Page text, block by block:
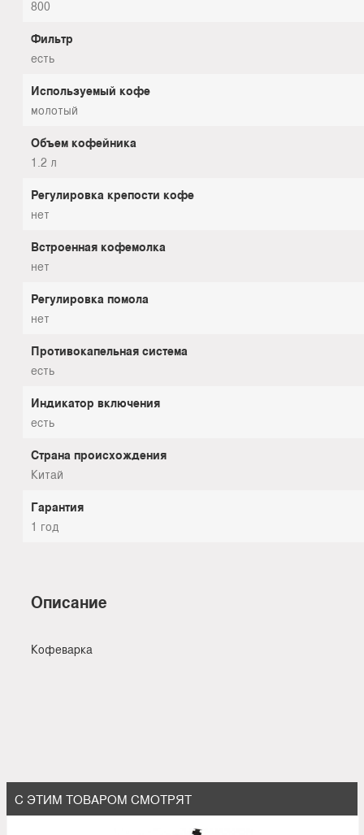
800
Фильтр
есть
Используемый кофе
молотый
Объем кофейника
1.2 л
Регулировка крепости кофе
нет
Встроенная кофемолка
нет
Регулировка помола
нет
Противокапельная система
есть
Индикатор включения
есть
Страна происхождения
Китай
Гарантия
1 год
Описание
Кофеварка
С ЭТИМ ТОВАРОМ СМОТРЯТ